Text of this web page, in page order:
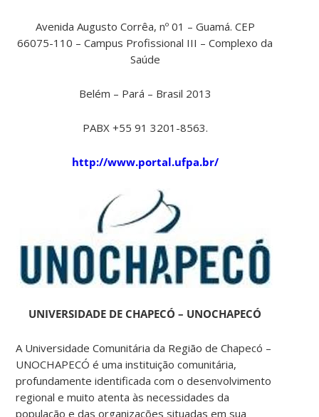
Avenida Augusto Corrêa, nº 01 – Guamá. CEP
66075-110 – Campus Profissional III – Complexo da
Saúde
Belém – Pará – Brasil 2013
PABX +55 91 3201-8563.
http://www.portal.ufpa.br/
UNIVERSIDADE DE CHAPECÓ – UNOCHAPECÓ
A Universidade Comunitária da Região de Chapecó –
UNOCHAPECÓ é uma instituição comunitária,
profundamente identificada com o desenvolvimento
regional e muito atenta às necessidades da
população e das organizações situadas em sua